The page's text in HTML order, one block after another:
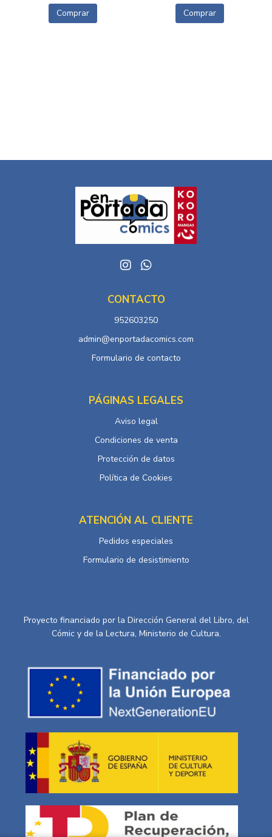
Comprar Comprar
CONTACTO
952603250
admin@enportadacomics.com
Formulario de contacto
PÁGINAS LEGALES
Aviso legal
Condiciones de venta
Protección de datos
Política de Cookies
ATENCIÓN AL CLIENTE
Pedidos especiales
Formulario de desistimiento
Proyecto financiado por la Dirección General del Libro, del
Cómic y de la Lectura, Ministerio de Cultura.